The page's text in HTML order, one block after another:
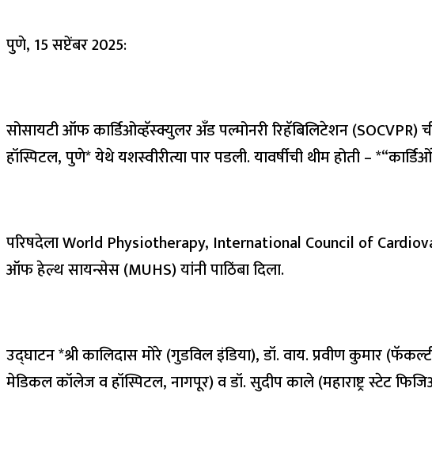
पुणे, 15 सप्टेंबर 2025:
सोसायटी ऑफ कार्डिओव्हॅस्क्युलर अँड पल्मोनरी रिहॅबिलिटेशन (SOCVPR)
हॉस्पिटल, पुणे* येथे यशस्वीरीत्या पार पडली. यावर्षीची थीम होती –
परिषदेला World Physiotherapy, International Council of
ऑफ हेल्थ सायन्सेस (MUHS) यांनी पाठिंबा दिला.
उद्घाटन *श्री कालिदास मोरे (गुडविल इंडिया), डॉ. वाय. प्रवीण कुमार
मेडिकल कॉलेज व हॉस्पिटल, नागपूर) व डॉ. सुदीप काले (महाराष्ट्र स्टेट